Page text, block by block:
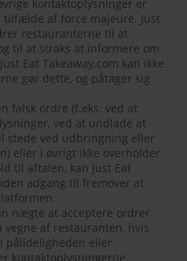
kontaktoplysninger er
af force majeure. Just
restauranterne til at
til at straks at informere om
Eat Takeaway.com kan ikke
gør dette, og påtager sig
falsk ordre (f.eks. ved at
ved at undlade at
stede ved udbringning eller
eller i øvrigt ikke overholder
til aftalen, kan Just Eat
adgang til fremover at
nægte at acceptere ordrer
af restauranten, hvis
pålideligheden eller
kontaktoplysningerne.